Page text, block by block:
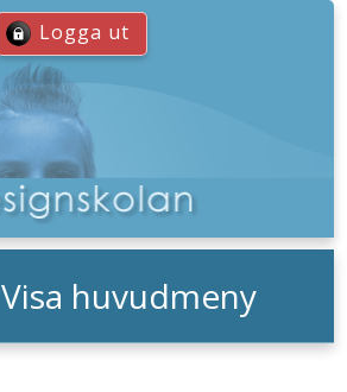
Logga ut
Visa huvudmeny